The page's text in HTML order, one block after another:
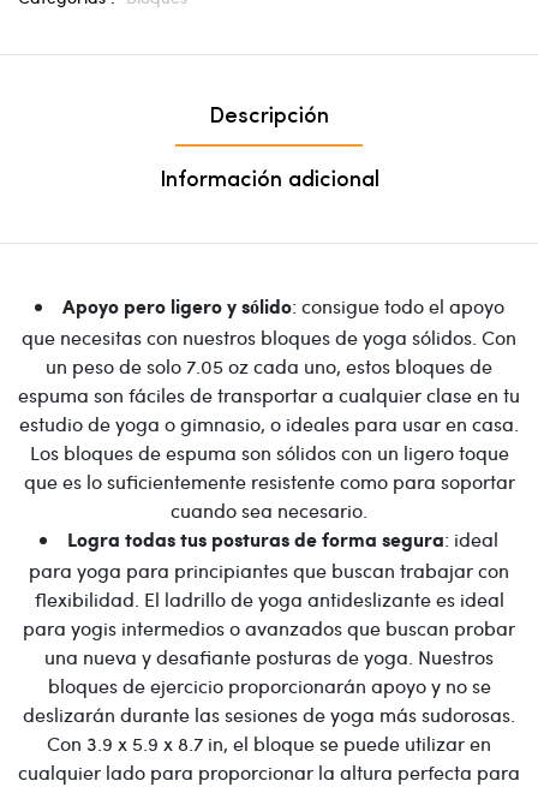
Descripción
Información adicional
Apoyo pero ligero y sólido: consigue todo el apoyo
que necesitas con nuestros bloques de yoga sólidos. Con
un peso de solo 7.05 oz cada uno, estos bloques de
espuma son fáciles de transportar a cualquier clase en tu
estudio de yoga o gimnasio, o ideales para usar en casa.
Los bloques de espuma son sólidos con un ligero toque
que es lo suficientemente resistente como para soportar
cuando sea necesario.
Logra todas tus posturas de forma segura: ideal
para yoga para principiantes que buscan trabajar con
flexibilidad. El ladrillo de yoga antideslizante es ideal
para yogis intermedios o avanzados que buscan probar
una nueva y desafiante posturas de yoga. Nuestros
bloques de ejercicio proporcionarán apoyo y no se
deslizarán durante las sesiones de yoga más sudorosas.
Con 3.9 x 5.9 x 8.7 in, el bloque se puede utilizar en
cualquier lado para proporcionar la altura perfecta para